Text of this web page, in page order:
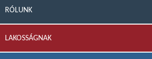
RÓLUNK
LAKOSSÁGNAK